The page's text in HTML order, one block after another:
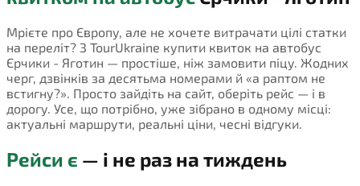
Мрієте про Європу, але не хочете витрачати цілі статки
на переліт? З TourUkraine купити квиток на автобус
Єрчики - Яготин — простіше, ніж замовити піцу. Жодних
черг, дзвінків за десятьма номерами й «а раптом не
встигну?». Просто зайдіть на сайт, оберіть рейс — і в
дорогу. Усе, що потрібно, уже зібрано в одному місці:
актуальні маршрути, реальні ціни, чесні відгуки.
Рейси є — і не раз на тиждень